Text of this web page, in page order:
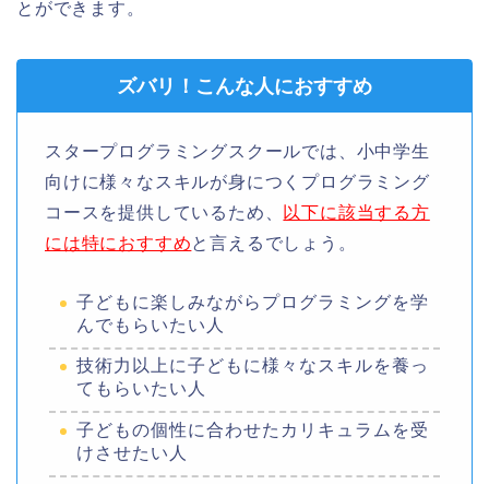
とができます。
ズバリ！こんな人におすすめ
スタープログラミングスクールでは、小中学生
向けに様々なスキルが身につくプログラミング
コースを提供しているため、
以下に該当する方
には特におすすめと言えるでしょう。
子どもに楽しみながらプログラミングを学
んでもらいたい人
技術力以上に子どもに様々なスキルを養っ
てもらいたい人
子どもの個性に合わせたカリキュラムを受
けさせたい人